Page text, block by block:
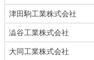
津田駒工業株式会社
澁谷工業株式会社
大同工業株式会社